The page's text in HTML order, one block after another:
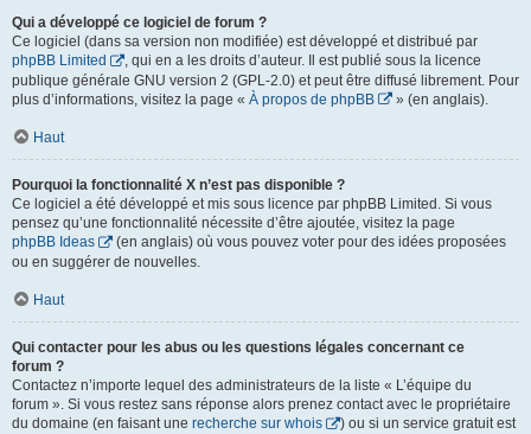
Qui a développé ce logiciel de forum ?
Ce logiciel (dans sa version non modifiée) est développé et distribué par
phpBB Limited
, qui en a les droits d’auteur. Il est publié sous la licence
publique générale GNU version 2 (GPL-2.0) et peut être diffusé librement. Pour
plus d’informations, visitez la page « À propos de phpBB » (en anglais).
Haut
Pourquoi la fonctionnalité X n’est pas disponible ?
Ce logiciel a été développé et mis sous licence par phpBB Limited. Si vous
pensez qu’une fonctionnalité nécessite d’être ajoutée, visitez la page
phpBB Ideas
(en anglais) où vous pouvez voter pour des idées proposées
ou en suggérer de nouvelles.
Haut
Qui contacter pour les abus ou les questions légales concernant ce
forum ?
Contactez n’importe lequel des administrateurs de la liste « L’équipe du
forum ». Si vous restez sans réponse alors prenez contact avec le propriétaire
du domaine (en faisant une recherche sur whois
) ou si un service gratuit est